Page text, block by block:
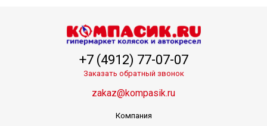
+7 (4912) 77-07-07
Заказать обратный звонок
zakaz@kompasik.ru
Компания